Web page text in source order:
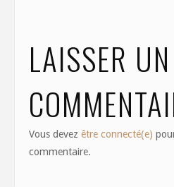
LAISSER UN
Vous devezêtre connecté(e)
commentaire.